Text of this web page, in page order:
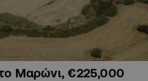
Μαρώνι, €225,000